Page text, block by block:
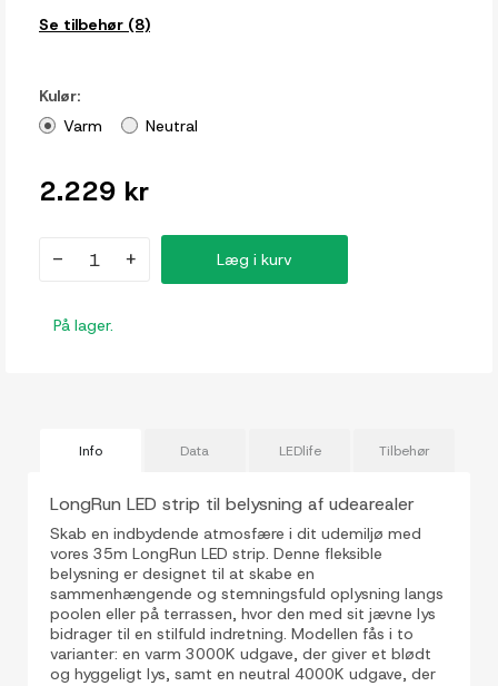
Se tilbehør (8)
Kulør:
Varm
Neutral
2.229 kr
- + Læg i kurv
På lager.
Info Data LEDlife Tilbehør
LongRun LED strip til belysning af udearealer
Skab en indbydende atmosfære i dit udemiljø med
vores 35m LongRun LED strip. Denne fleksible
belysning er designet til at skabe en
sammenhængende og stemningsfuld oplysning langs
poolen eller på terrassen, hvor den med sit jævne lys
bidrager til en stilfuld indretning. Modellen fås i to
varianter: en varm 3000K udgave, der giver et blødt
og hyggeligt lys, samt en neutral 4000K udgave, der